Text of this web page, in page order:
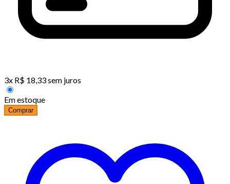
3x R$ 18,33sem juros
Em estoque
Comprar